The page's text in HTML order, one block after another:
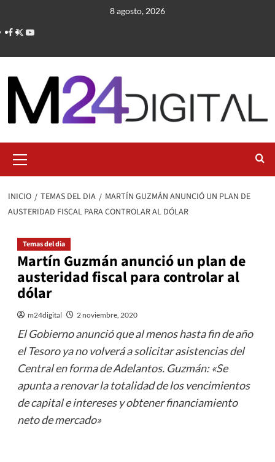
contenido
8 agosto, 2026
primario
INICIO TEMAS DEL DIA
MARTÍN GUZMÁN ANUNCIÓ UN PLAN DE
AUSTERIDAD FISCAL PARA CONTROLAR AL DÓLAR
Temas del dia
Martín Guzmán anunció un plan de
austeridad fiscal para controlar al
dólar
m24digital 2 noviembre, 2020
El Gobierno anunció que al menos hasta fin de año
el Tesoro ya no volverá a solicitar asistencias del
Central en forma de Adelantos. Guzmán: «Se
apunta a renovar la totalidad de los vencimientos
de capital e intereses y obtener financiamiento
neto de mercado»